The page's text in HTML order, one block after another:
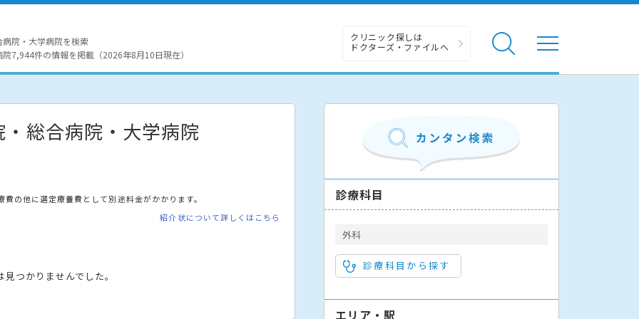
院・大学病院を検索
7,944件の情報を掲載（2026年8月10日現在）
クリニック探しは
ドクターズ・ファイルへ
・総合病院・大学病院
の他に選定療養費として別途料金がかかります。
紹介状について詳しくはこちら
つかりませんでした。
診療科目
外科
診療科目から探す
エリア・駅